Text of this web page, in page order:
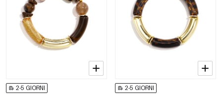
2-5 GIORNI 2-5 GIORNI